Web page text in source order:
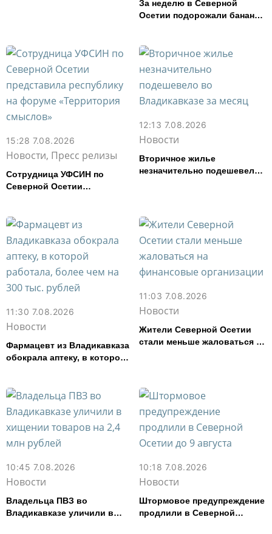
За неделю в Северной
Осетии подорожали бананы
картофель
15:28 7.08.2026
Новости, Пресс релизы
Сотрудница УФСИН по
Северной Осетии
смыслов»
12:13 7.08.2026
Новости
Вторичное жилье
незначительно подешевело
11:30 7.08.2026
Новости
Фармацевт из Владикавказа
обокрала аптеку, в которой
11:03 7.08.2026
Новости
Жители Северной Осетии
стали меньше жаловаться на
10:45 7.08.2026
Новости
Владельца ПВЗ во
Владикавказе уличили в
10:18 7.08.2026
Новости
Штормовое предупреждение
продлили в Северной